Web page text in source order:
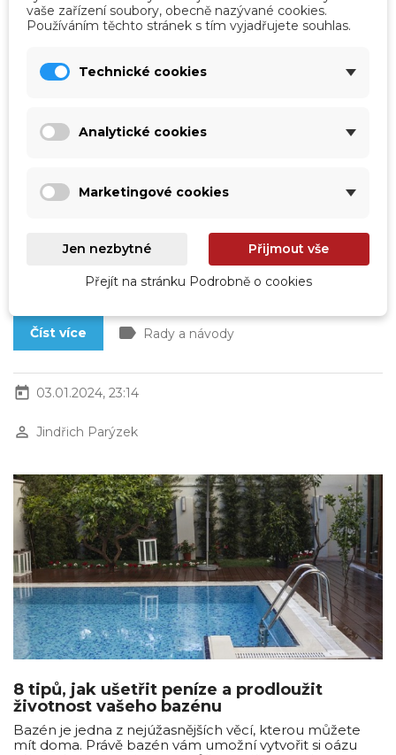
Jak poznat, že bazén netěsní? Pomůže
třeba kbelíkový test
zalité, vám ale radost z plavání kazí zjištění, že hladina
vody v bazénu neobvykle klesá. A tak dopouštíte a
dopouštíte a lámete si hlavu nad příčinou. Uniká snad
voda přímo z bazénu? Je prasklé potrubí? Tři
jednoduché testy vám to objasní.
Číst více label Rady a návody
today 03.01.2024, 23:14
perm_identity Jindřich Parýzek
8 tipů, jak ušetřit peníze a prodloužit
životnost vašeho bazénu
Bazén je jedna z nejúžasnějších věcí, kterou můžete
mít doma. Právě bazén vám umožní vytvořit si oázu
vaše zařízení soubory, obecně nazývané cookies.
Používáním těchto stránek s tím vyjadřujete souhlas.
Technické cookies
Analytické cookies
Marketingové cookies
Jen nezbytné Přijmout vše
Přejít na stránku Podrobně o cookies